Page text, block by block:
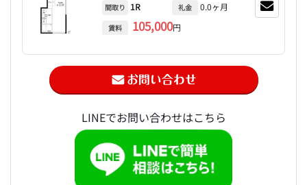
間取り 1R
賃料 105,000円
礼金 0.0ヶ月
LINEでお問い合わせはこちら